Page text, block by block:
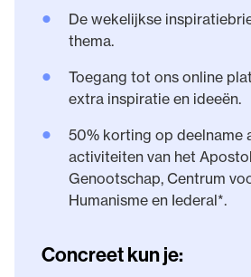
•
De wekelijkse
thema.
•
Toegang tot ons online
extra inspiratie en ideeën.
•
50% korting op deelname
activiteiten van het
Genootschap, Centrum
Humanisme en Iederal*.
Concreet kun je: